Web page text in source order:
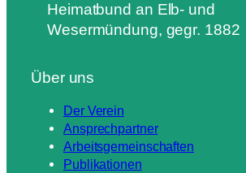
Heimatbund an Elb- und
Wesermündung, gegr. 1882
Über uns
Der Verein
Ansprechpartner
Arbeitsgemeinschaften
Publikationen